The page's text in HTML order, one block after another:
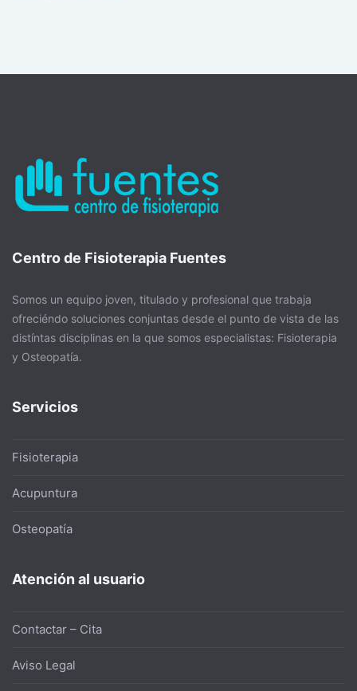
Centro de Fisioterapia Fuentes
Somos un equipo joven, titulado y profesional que trabaja
ofreciéndo soluciones conjuntas desde el punto de vista de las
distíntas disciplinas en la que somos especialistas: Fisioterapia
y Osteopatía.
Servicios
Fisioterapia
Acupuntura
Osteopatía
Atención al usuario
Contactar – Cita
Aviso Legal